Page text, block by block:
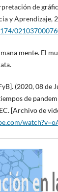
de
y Aprendizaje,
mente. El
(2020, 08 de
de
[Archivo de